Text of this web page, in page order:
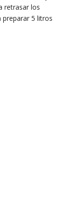
retrasar los
preparar 5 litros